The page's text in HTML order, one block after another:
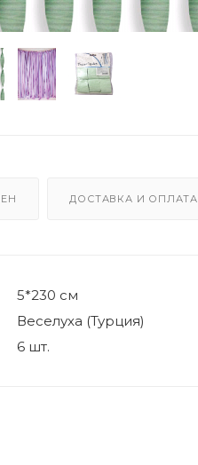
ДОСТАВКА И ОПЛАТА
5*230 см
Веселуха (Турция)
6 шт.